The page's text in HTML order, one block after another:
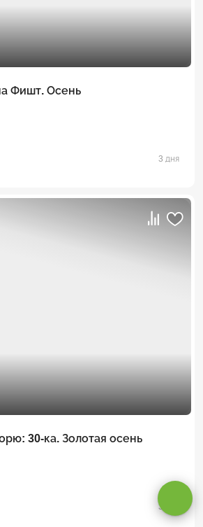
Фишт. Осень
3 дня
30-ка. Золотая осень
3 дня
согласие на обработку cookie и